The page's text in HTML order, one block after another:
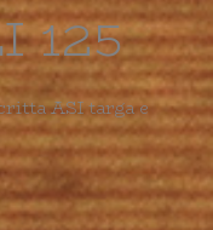
125
ASI targa e